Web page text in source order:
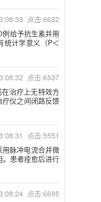
点击:6632
给予抗生素并用
统计学意义（P＜
点击:6537
治疗上无特效方
疗仪之间闭路反馈
点击:5551
脉冲电流合并微
患者痊愈后进行
点击:6695